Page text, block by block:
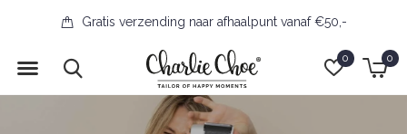
0 0
Gratis verzending naar afhaalpunt vanaf €50,-